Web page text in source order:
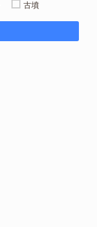
古墳